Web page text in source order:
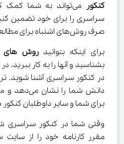
کنکور
می‌تواند به شما کمک
صرف روش‌های اشتباه برای مطالعه نکنید.
برای اینکه بتوانید روش های
بشناسید و آنها را به کار ببرید،
برای شما و سایر داوطلبان
مقرر کارنامه خود را از